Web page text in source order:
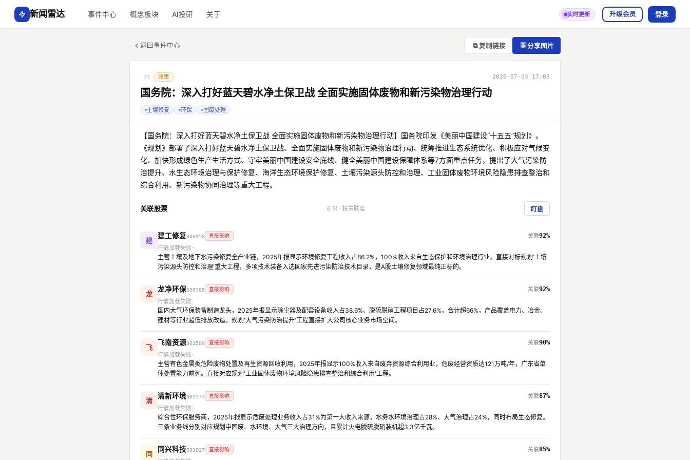
新闻雷达 事件中心 概念板块 AI投研 关于 实时更新 升级会员 登录
返回事件中心 ⧉ 复制链接 ▦分享图片
35 政策 2026-07-03 17:08
国务院：深入打好蓝天碧水净土保卫战 全面实施固体废物和新污染物治理行动
土壤修复 环保 固废处理
【国务院：深入打好蓝天碧水净土保卫战 全面实施固体废物和新污染物治理行动】国务院印发《美丽中国建设“十五五”规划》。
《规划》部署了深入打好蓝天碧水净土保卫战、全面实施固体废物和新污染物治理行动、统筹推进生态系统优化、积极应对气候变
化、加快形成绿色生产生活方式、守牢美丽中国建设安全底线、健全美丽中国建设保障体系等7方面重点任务，提出了大气污染防
治提升、水生态环境治理与保护修复、海洋生态环境保护修复、土壤污染源头防控和治理、工业固体废物环境风险隐患排查整治和
综合利用、新污染物协同治理等重大工程。
关联股票 6 只 · 按关联度 盯盘
建
建工修复300958 直接影响
92%
行情加载失败
主营土壤及地下水污染修复全产业链，2025年报显示环境修复工程收入占86.2%，100%收入来自生态保护和环境治理行业。直接对标规划'土壤
污染源头防控和治理'重大工程，多项技术装备入选国家先进污染防治技术目录，是A股土壤修复领域最纯正标的。
龙
龙净环保600388 直接影响
92%
行情加载失败
国内大气环保装备制造龙头，2025年报显示除尘器及配套设备收入占38.6%、脱硫脱硝工程项目占27.6%，合计超66%，产品覆盖电力、冶金、
建材等行业超低排放改造。规划'大气污染防治提升'工程直接扩大公司核心业务市场空间。
飞
飞南资源301500 直接影响
90%
行情加载失败
主营有色金属类危险废物处置及再生资源回收利用，2025年报显示100%收入来自废弃资源综合利用业，危废经营资质达121万吨/年，广东省单
体处置能力前列。直接对应规划'工业固体废物环境风险隐患排查整治和综合利用'工程。
清
清新环境002573 直接影响
87%
行情加载失败
综合性环保服务商，2025年报显示危废处理业务收入占31%为第一大收入来源，水务水环境治理占28%、大气治理占24%，同时布局生态修复。
三条业务线分别对应规划中固废、水环境、大气三大治理方向，且累计火电脱硫脱硝装机超3.3亿千瓦。
同
同兴科技003027 直接影响
85%